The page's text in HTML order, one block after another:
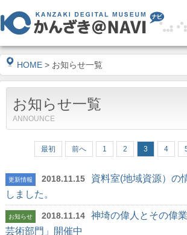
HOME > お知らせ一覧
お知らせ一覧
ANNOUNCE
最初 前へ 1 2 3 4
更新情報 2018.11.15
資料室(地域資源）の
しました。
お知らせ 2018.11.14
神埼の偉人とその偉
芸術部門」開催中